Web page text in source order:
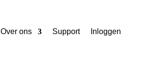
Over ons Support Inloggen